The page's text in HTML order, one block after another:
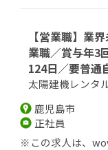
【営業職】業
業職／賞与年3
124日／要普通
太陽建機レンタ
鹿児島市
正社員
※この求人は、